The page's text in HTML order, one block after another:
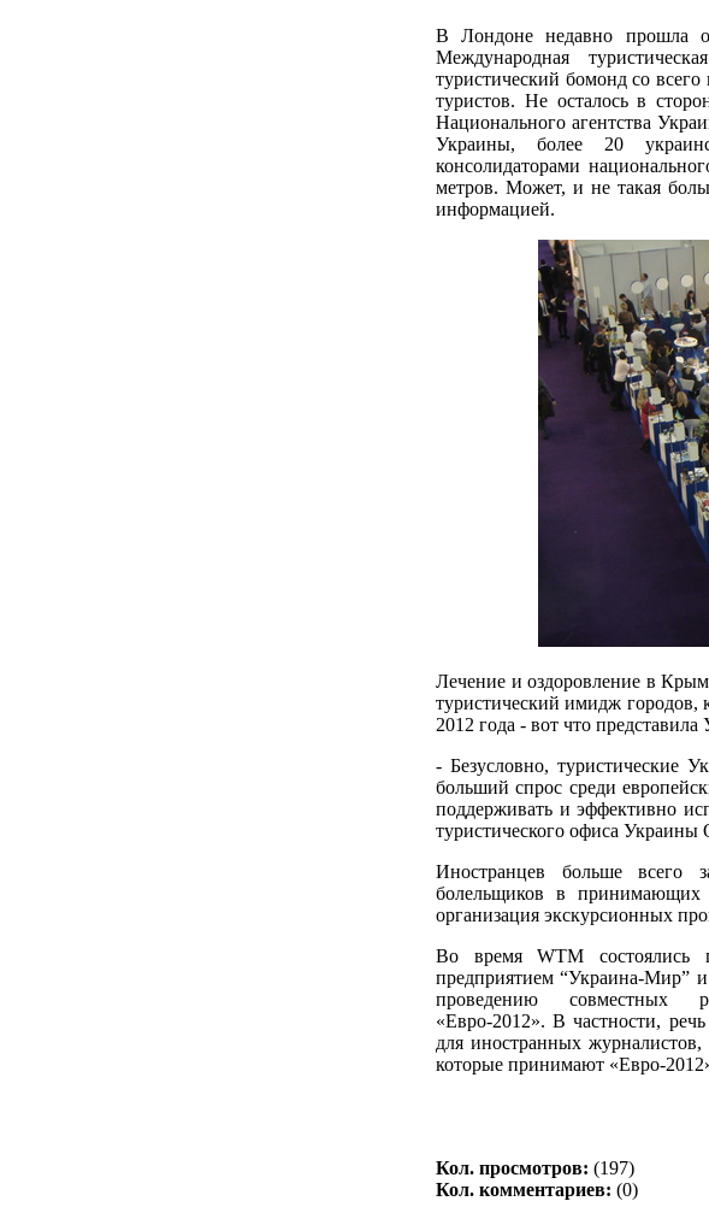
В Лондоне недавно прошла
Международная
туристический бомонд со
туристов. Не осталось в
Национального агентства
Украины, более 20
консолидаторами
метров. Может, и не такая
информацией.
Лечение и оздоровление в
туристический имидж городов,
2012 года - вот что
- Безусловно, туристические
больший спрос среди
поддерживать и эффективно
туристического офиса Украины
Иностранцев больше всего
болельщиков в принимающих
организация экскурсионных
Во время WTM состоялись
предприятием “Украина-Мир”
проведению совместных
«Евро-2012». В частности,
для иностранных
которые принимают «Евро-
Кол. просмотров: (197)
Кол. комментариев: (0)